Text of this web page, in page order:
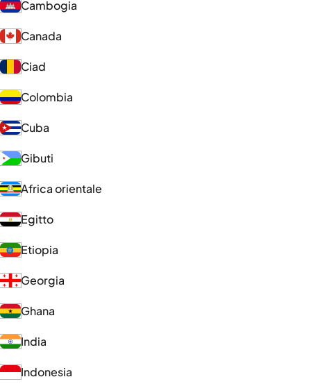
Cambogia
Canada
Ciad
Colombia
Cuba
Gibuti
Africa orientale
Egitto
Etiopia
Georgia
Ghana
India
Indonesia